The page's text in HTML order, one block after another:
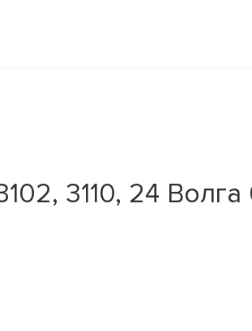
3110, 24 Волга